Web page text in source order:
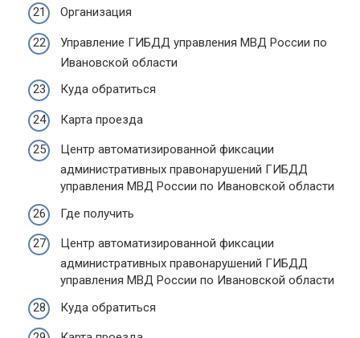
Организация
Управление ГИБДД управления МВД России по
Ивановской области
Куда обратиться
Карта проезда
Центр автоматизированной фиксации
административных правонарушений ГИБДД
управления МВД России по Ивановской области
Где получить
Центр автоматизированной фиксации
административных правонарушений ГИБДД
управления МВД России по Ивановской области
Куда обратиться